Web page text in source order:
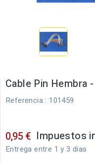
Cable Pin Hembra
Referencia : 101459
0,95 € Impuestos
Entrega entre 1 y 3 dias